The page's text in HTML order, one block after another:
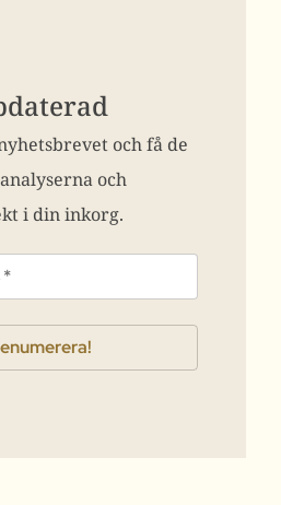
och få de
och
i din inkorg.